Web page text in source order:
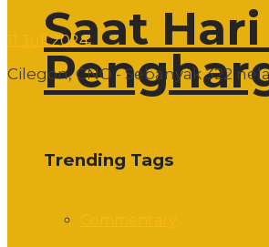
Saat
Trending Tags
11 Juli 2024
Cilegon, CNO - Sebanyak 322